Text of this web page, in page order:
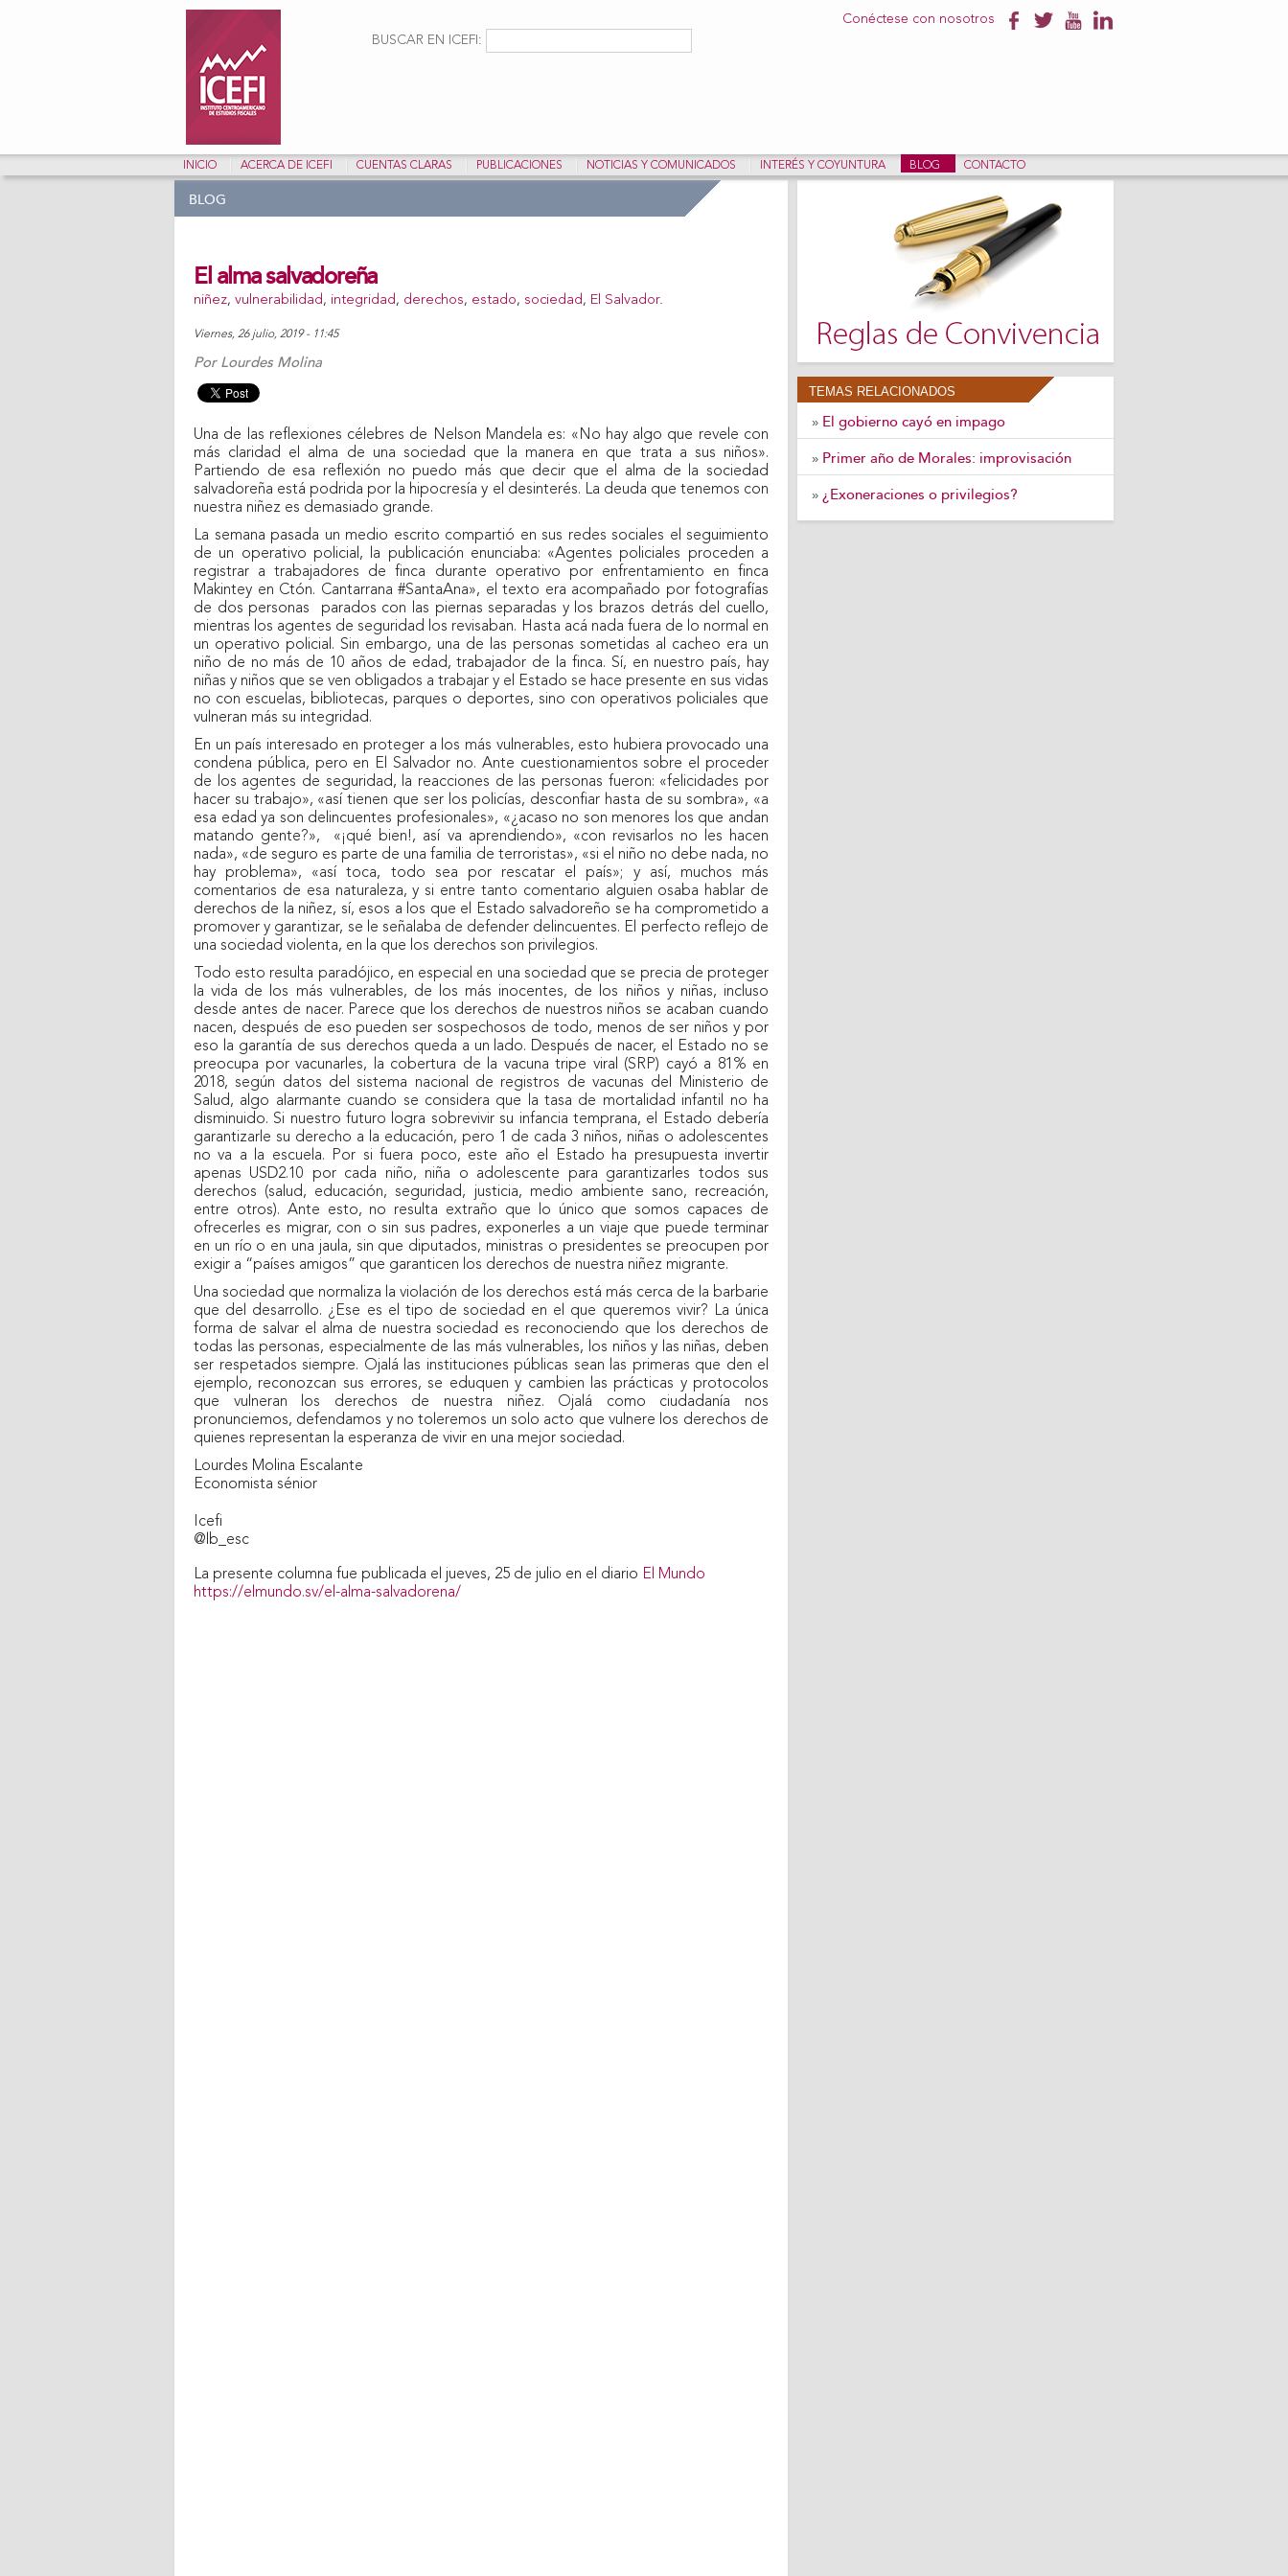
contenido
Conéctese con nosotros
Formulario de búsqueda
BUSCAR EN ICEFI:
INICIO ACERCA DE ICEFI CUENTAS CLARAS PUBLICACIONES NOTICIAS Y COMUNICADOS INTERÉS Y COYUNTURA BLOG CONTACTO
BLOG
El alma salvadoreña
niñez, vulnerabilidad, integridad, derechos, estado, sociedad, El Salvador.
viernes, 26 julio, 2019 - 11:45
Por Lourdes Molina
Una de las reflexiones célebres de Nelson Mandela es: «No hay algo que revele con
más claridad el alma de una sociedad que la manera en que trata a sus niños».
Partiendo de esa reflexión no puedo más que decir que el alma de la sociedad
salvadoreña está podrida por la hipocresía y el desinterés. La deuda que tenemos con
nuestra niñez es demasiado grande.
La semana pasada un medio escrito compartió en sus redes sociales el seguimiento
de un operativo policial, la publicación enunciaba: «Agentes policiales proceden a
registrar a trabajadores de finca durante operativo por enfrentamiento en finca
Makintey en Ctón. Cantarrana #SantaAna», el texto era acompañado por fotografías
de dos personas
parados con las piernas separadas y los brazos detrás del cuello,
mientras los agentes de seguridad los revisaban. Hasta acá nada fuera de lo normal en
un operativo policial. Sin embargo, una de las personas sometidas al cacheo era un
niño de no más de 10 años de edad, trabajador de la finca. Sí, en nuestro país, hay
niñas y niños que se ven obligados a trabajar y el Estado se hace presente en sus vidas
no con escuelas, bibliotecas, parques o deportes, sino con operativos policiales que
vulneran más su integridad.
En un país interesado en proteger a los más vulnerables, esto hubiera provocado una
condena pública, pero en El Salvador no. Ante cuestionamientos sobre el proceder
de los agentes de seguridad, la reacciones de las personas fueron: «felicidades por
hacer su trabajo», «así tienen que ser los policías, desconfiar hasta de su sombra», «a
esa edad ya son delincuentes profesionales», «¿acaso no son menores los que andan
matando gente?»,
«¡qué bien!, así va aprendiendo», «con revisarlos no les hacen
nada», «de seguro es parte de una familia de terroristas», «si el niño no debe nada, no
hay problema», «así toca, todo sea por rescatar el país»; y así, muchos más
comentarios de esa naturaleza, y si entre tanto comentario alguien osaba hablar de
derechos de la niñez, sí, esos a los que el Estado salvadoreño se ha comprometido a
promover y garantizar, se le señalaba de defender delincuentes. El perfecto reflejo de
una sociedad violenta, en la que los derechos son privilegios.
Todo esto resulta paradójico, en especial en una sociedad que se precia de proteger
la vida de los más vulnerables, de los más inocentes, de los niños y niñas, incluso
desde antes de nacer. Parece que los derechos de nuestros niños se acaban cuando
nacen, después de eso pueden ser sospechosos de todo, menos de ser niños y por
eso la garantía de sus derechos queda a un lado. Después de nacer, el Estado no se
preocupa por vacunarles, la cobertura de la vacuna tripe viral (SRP) cayó a 81% en
2018, según datos del sistema nacional de registros de vacunas del Ministerio de
Salud, algo alarmante cuando se considera que la tasa de mortalidad infantil no ha
disminuido. Si nuestro futuro logra sobrevivir su infancia temprana, el Estado debería
garantizarle su derecho a la educación, pero 1 de cada 3 niños, niñas o adolescentes
no va a la escuela. Por si fuera poco, este año el Estado ha presupuesta invertir
apenas USD2.10 por cada niño, niña o adolescente para garantizarles todos sus
derechos (salud, educación, seguridad, justicia, medio ambiente sano, recreación,
entre otros). Ante esto, no resulta extraño que lo único que somos capaces de
ofrecerles es migrar, con o sin sus padres, exponerles a un viaje que puede terminar
en un río o en una jaula, sin que diputados, ministras o presidentes se preocupen por
exigir a “países amigos” que garanticen los derechos de nuestra niñez migrante.
Una sociedad que normaliza la violación de los derechos está más cerca de la barbarie
que del desarrollo. ¿Ese es el tipo de sociedad en el que queremos vivir? La única
forma de salvar el alma de nuestra sociedad es reconociendo que los derechos de
todas las personas, especialmente de las más vulnerables, los niños y las niñas, deben
ser respetados siempre. Ojalá las instituciones públicas sean las primeras que den el
ejemplo, reconozcan sus errores, se eduquen y cambien las prácticas y protocolos
que vulneran los derechos de nuestra niñez. Ojalá como ciudadanía nos
pronunciemos, defendamos y no toleremos un solo acto que vulnere los derechos de
quienes representan la esperanza de vivir en una mejor sociedad.
Lourdes Molina Escalante
Economista sénior
Icefi
@lb_esc
La presente columna fue publicada el jueves, 25 de julio en el diario El Mundo
https://elmundo.sv/el-alma-salvadorena/
TEMAS RELACIONADOS
» El gobierno cayó en impago
» Primer año de Morales: improvisación
» ¿Exoneraciones o privilegios?